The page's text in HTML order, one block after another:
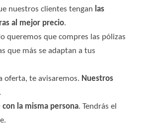
nuestros clientes tengan las
al mejor precio.
queremos que compres las pólizas
que más se adaptan a tus
oferta, te avisaremos. Nuestros
.
con la misma persona. Tendrás el